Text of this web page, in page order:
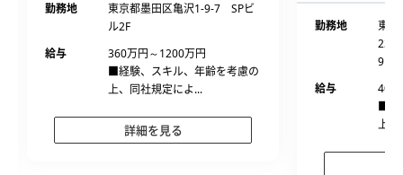
勤務地
東京都墨田区亀沢1‐9‐7 SPビ
ル2F
給与
360万円～1200万円
■経験、スキル、年齢を考慮の
上、同社規定によ...
詳細を見る
勤務地
東京
23-1
9階
給与
400
■経
上、